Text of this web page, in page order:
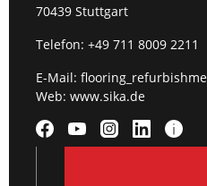
70439 Stuttgart
Telefon: +49 711 8009 2211
E-Mail:
Web: www.sika.de